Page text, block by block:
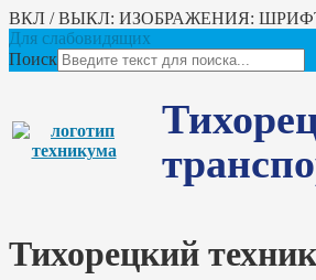
ВКЛ / ВЫКЛ: ИЗОБРАЖЕНИЯ:
Для слабовидящих
Поиск
Тихорецкий